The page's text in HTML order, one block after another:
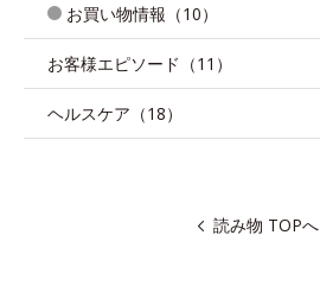
お買い物情報（10）
お客様エピソード（11）
ヘルスケア（18）
読み物 TOPへ